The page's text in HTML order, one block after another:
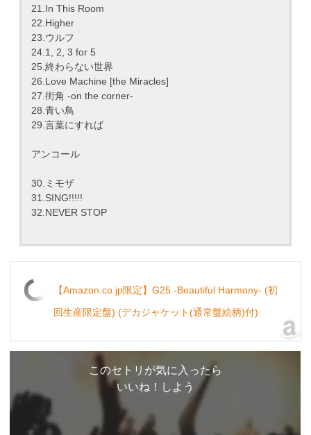
21.In This Room
22.Higher
23.ウルフ
24.1, 2, 3 for 5
25.終わらない世界
26.Love Machine [the Miracles]
27.街角 -on the corner-
28.青い鳥
29.言葉にすれば
アンコール
30.ミモザ
31.SING!!!!!
32.NEVER STOP
【Amazon.co.jp限定】G25 -Beautiful Harmony- (初
回生産限定盤) (デカジャケット(通常盤絵柄)付)
このセトリが気に入ったら
いいね！しよう